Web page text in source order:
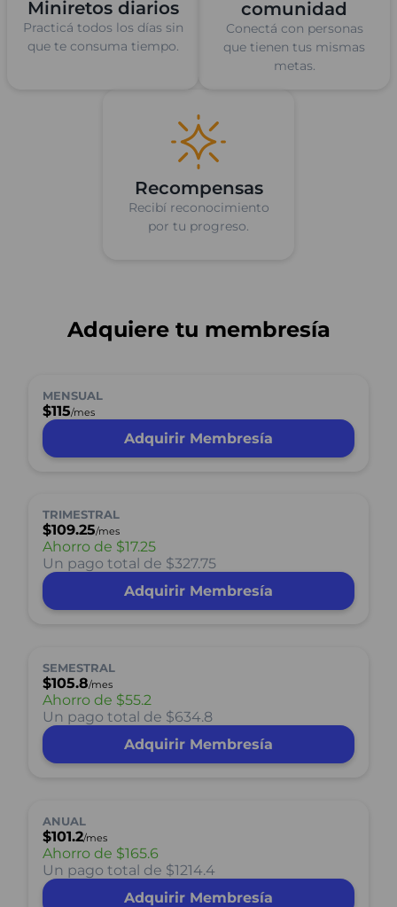
Miniretos diarios
Practicá todos los días sin
que te consuma tiempo.
comunidad
Conectá con personas
que tienen tus mismas
metas.
Recompensas
Recibí reconocimiento
por tu progreso.
Adquiere tu membresía
MENSUAL
$115/mes
Adquirir Membresía
TRIMESTRAL
$109.25/mes
Ahorro de $17.25
Un pago total de $327.75
Adquirir Membresía
SEMESTRAL
$105.8/mes
Ahorro de $55.2
Un pago total de $634.8
Adquirir Membresía
ANUAL
$101.2/mes
Ahorro de $165.6
Un pago total de $1214.4
Adquirir Membresía